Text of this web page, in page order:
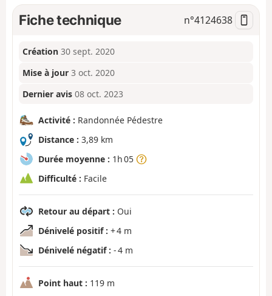
i
n
Fiche technique n°4124638
Création 30 sept. 2020
Mise à jour 3 oct. 2020
Dernier avis 08 oct. 2023
Activité : Randonnée Pédestre
Distance : 3,89 km
Durée moyenne : 1h 05
Difficulté : Facile
Retour au départ : Oui
Dénivelé positif : + 4 m
Dénivelé négatif : - 4 m
Point haut : 119 m